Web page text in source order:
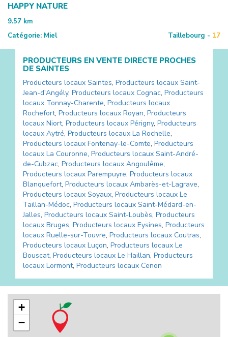
HAPPY NATURE
9.57 km
Catégorie: Miel Taillebourg - 17
PRODUCTEURS EN VENTE DIRECTE PROCHES
DE SAINTES
Producteurs locaux Saintes, Producteurs locaux Saint-
Jean-d'Angély, Producteurs locaux Cognac, Producteurs
locaux Tonnay-Charente, Producteurs locaux
Rochefort, Producteurs locaux Royan, Producteurs
locaux Niort, Producteurs locaux Périgny, Producteurs
locaux Aytré, Producteurs locaux La Rochelle,
Producteurs locaux Fontenay-le-Comte, Producteurs
locaux La Couronne, Producteurs locaux Saint-André-
de-Cubzac, Producteurs locaux Angoulême,
Producteurs locaux Parempuyre, Producteurs locaux
Blanquefort, Producteurs locaux Ambarès-et-Lagrave,
Producteurs locaux Soyaux, Producteurs locaux Le
Taillan-Médoc, Producteurs locaux Saint-Médard-en-
Jalles, Producteurs locaux Saint-Loubès, Producteurs
locaux Bruges, Producteurs locaux Eysines, Producteurs
locaux Ruelle-sur-Touvre, Producteurs locaux Coutras,
Producteurs locaux Luçon, Producteurs locaux Le
Bouscat, Producteurs locaux Le Haillan, Producteurs
locaux Lormont, Producteurs locaux Cenon
+
−